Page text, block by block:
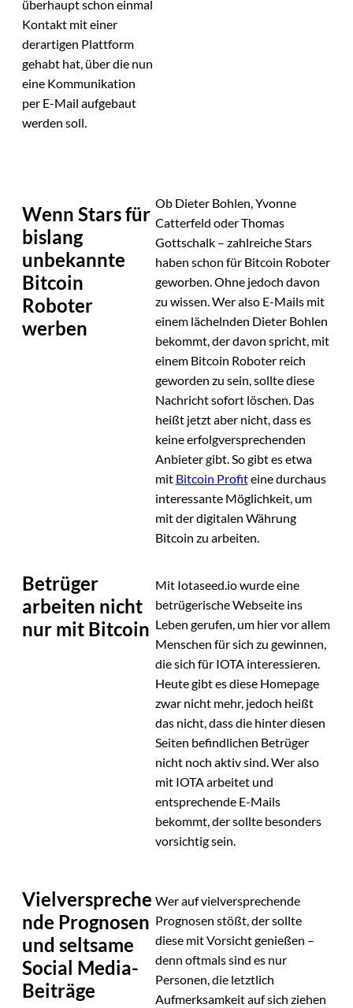
überhaupt schon einmal
Kontakt mit einer
derartigen Plattform
gehabt hat, über die nun
eine Kommunikation
per E-Mail aufgebaut
werden soll.
Wenn Stars für
bislang
unbekannte
Bitcoin
Roboter
werben
Ob Dieter Bohlen, Yvonne
Catterfeld oder Thomas
Gottschalk – zahlreiche Stars
haben schon für Bitcoin Roboter
geworben. Ohne jedoch davon
zu wissen. Wer also E-Mails mit
einem lächelnden Dieter Bohlen
bekommt, der davon spricht, mit
einem Bitcoin Roboter reich
geworden zu sein, sollte diese
Nachricht sofort löschen. Das
heißt jetzt aber nicht, dass es
keine erfolgversprechenden
Anbieter gibt. So gibt es etwa
mit Bitcoin Profiteine durchaus
interessante Möglichkeit, um
mit der digitalen Währung
Bitcoin zu arbeiten.
Betrüger
arbeiten nicht
nur mit Bitcoin
Mit Iotaseed.io wurde eine
betrügerische Webseite ins
Leben gerufen, um hier vor allem
Menschen für sich zu gewinnen,
die sich für IOTA interessieren.
Heute gibt es diese Homepage
zwar nicht mehr, jedoch heißt
das nicht, dass die hinter diesen
Seiten befindlichen Betrüger
nicht noch aktiv sind. Wer also
mit IOTA arbeitet und
entsprechende E-Mails
bekommt, der sollte besonders
vorsichtig sein.
Vielverspreche
nde Prognosen
und seltsame
Social Media-
Beiträge
Wer auf vielversprechende
Prognosen stößt, der sollte
diese mit Vorsicht genießen –
denn oftmals sind es nur
Personen, die letztlich
Aufmerksamkeit auf sich ziehen